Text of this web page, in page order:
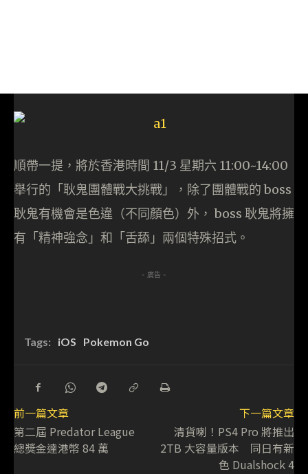
順帶一提，將於香港時間 11/3 星期六 11:00~14:00
舉行的「耿鬼團體戰大挑戰」，除了團體戰的 boss
耿鬼有機會是色違（不同顏色）外， boss 耿鬼將擁
有「精神強念」和「舌舔」兩個特殊招式。
- 廣告 -
Tags: iOS Pokemon Go
前一篇文章
第二屆 Predator League
總獎金達港幣 84 萬
下一篇文章
清貨喇！PS4 Pro 將推出
2TB 大容量版本 同日有新
色 Dualshock 4